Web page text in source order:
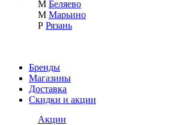
М Беляево
М Марьино
Р Рязань
Бренды
Магазины
Доставка
Скидки и акции
Акции